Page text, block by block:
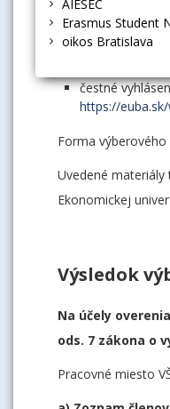
AIESEC
Erasmus Student
oikos Bratislava
čestné
uzatvorených
účely
čestné
https://
Forma
Uvedené
Ekonomickej
Výsledok
Na účely
ods. 7 zákona o
Pracovné miesto